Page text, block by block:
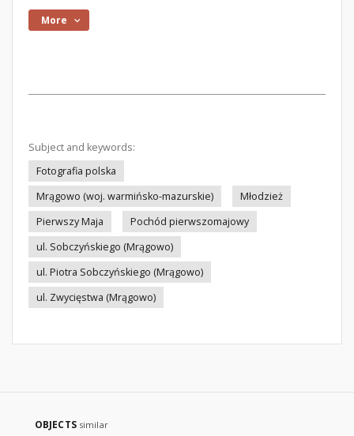
More
Subject and keywords:
Fotografia polska
Mrągowo (woj. warmińsko-mazurskie)
Młodzież
Pierwszy Maja
Pochód pierwszomajowy
ul. Sobczyńskiego (Mrągowo)
ul. Piotra Sobczyńskiego (Mrągowo)
ul. Zwycięstwa (Mrągowo)
OBJECTS similar